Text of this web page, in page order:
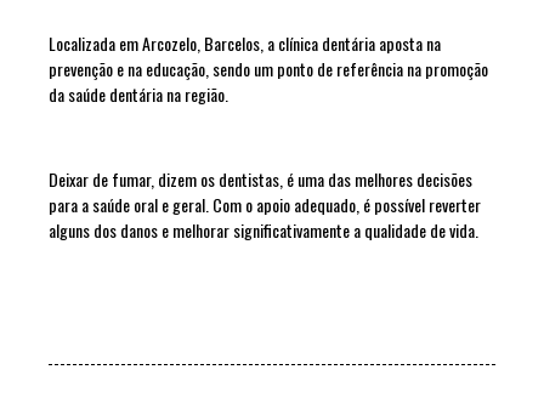
Localizada em Arcozelo, Barcelos, a clínica dentária aposta na
prevenção e na educação, sendo um ponto de referência na promoção
da saúde dentária na região.
Deixar de fumar, dizem os dentistas, é uma das melhores decisões
para a saúde oral e geral. Com o apoio adequado, é possível reverter
alguns dos danos e melhorar significativamente a qualidade de vida.